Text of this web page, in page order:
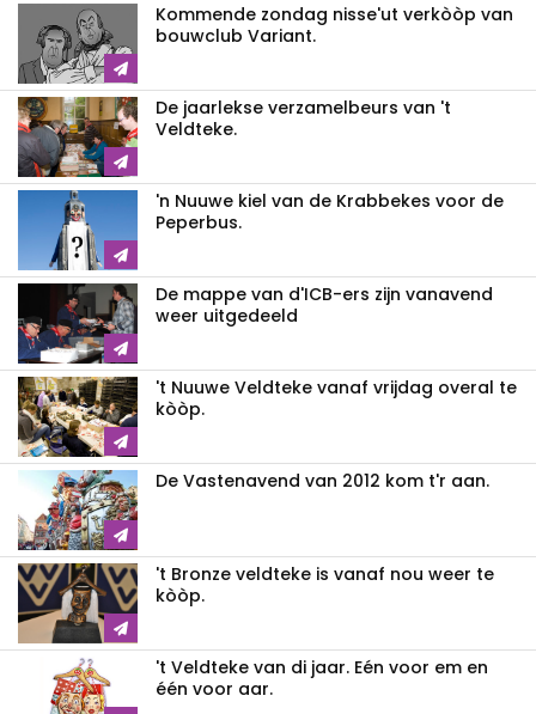
Kommende zondag nisse'ut verkòòp van
bouwclub Variant.
De jaarlekse verzamelbeurs van 't
Veldteke.
'n Nuuwe kiel van de Krabbekes voor de
Peperbus.
De mappe van d'ICB-ers zijn vanavend
weer uitgedeeld
't Nuuwe Veldteke vanaf vrijdag overal te
kòòp.
De Vastenavend van 2012 kom t'r aan.
't Bronze veldteke is vanaf nou weer te
kòòp.
't Veldteke van di jaar. Eén voor em en
één voor aar.